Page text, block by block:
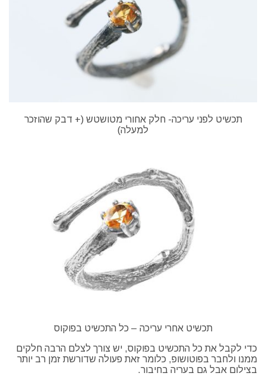
תכשיט לפני עריכה- חלק אחורי מטושטש (+ דבק שהוזכר
למעלה)
תכשיט אחרי עריכה – כל התכשיט בפוקוס
כדי לקבל את כל התכשיט בפוקוס, יש צורך לצלם הרבה חלקים
ממנו ולחבר בפוטושופ, כלומר זאת פעולה שדורשת זמן רב יותר
בצילום אבל גם בעריה בחיבור.